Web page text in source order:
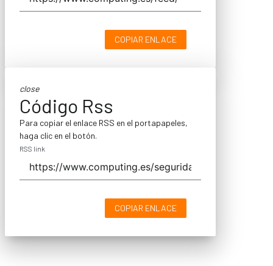
COPIAR ENLACE
close
Código Rss
Para copiar el enlace RSS en el portapapeles,
haga clic en el botón.
RSS link
COPIAR ENLACE